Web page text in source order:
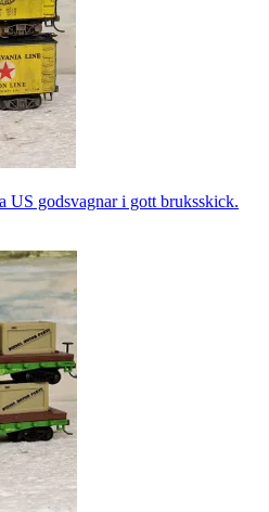
US godsvagnar i gott bruksskick.